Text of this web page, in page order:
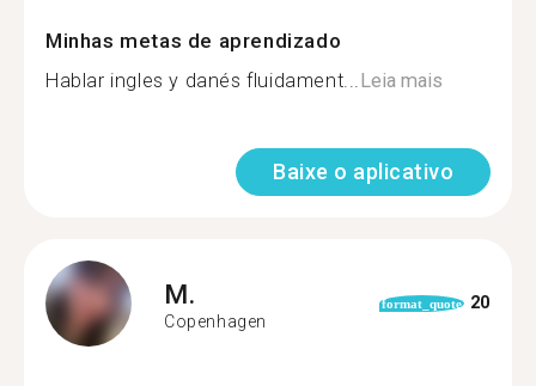
Minhas metas de aprendizado
Hablar ingles y danés fluidament... Leia mais
Baixe o aplicativo
M.
Copenhagen
format_quote 20